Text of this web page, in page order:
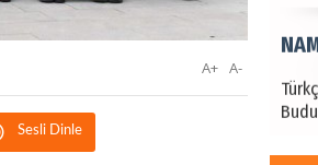
A-
A+
Sesli Dinle